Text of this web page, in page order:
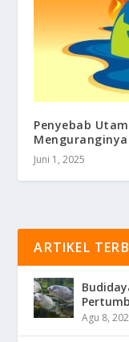
Penyebab
Menguranginya
Juni 1, 2025
ARTIKEL
Agu 8,